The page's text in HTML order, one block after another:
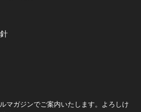
マガジンでご案内いたします。よろしけ